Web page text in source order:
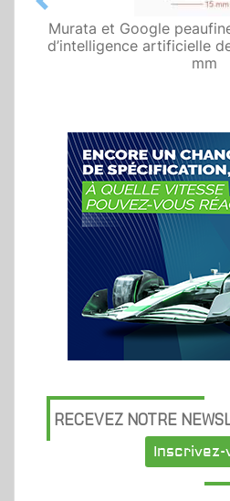
Murata et Google
d’intelligence artificielle
mm
Previous
RECEVEZ NOTRE
Inscrivez-